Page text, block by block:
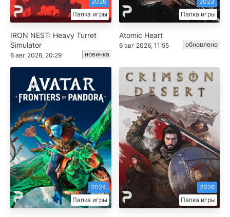
Папка игры
IRON NEST: Heavy Turret
Simulator
6 авг 2026, 20:29 новинка
Папка игры
Atomic Heart
6 авг 2026, 11:55 обновлено
Папка игры
2024
Папка игры
2026